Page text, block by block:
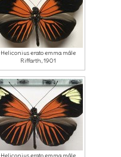
Heliconius erato emma mâle
Riffarth, 1901